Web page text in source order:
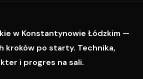
w Konstantynowie Łódzkim —
kroków po starty. Technika,
i progres na sali.